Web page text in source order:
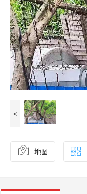
<
地图